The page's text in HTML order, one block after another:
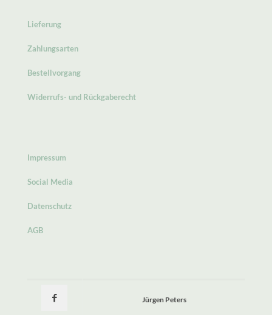
Lieferung
Zahlungsarten
Bestellvorgang
Widerrufs- und Rückgaberecht
Impressum
Social Media
Datenschutz
AGB
Jürgen Peters